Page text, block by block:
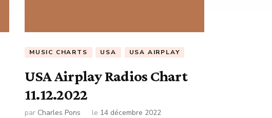
MUSIC CHARTS USA USA AIRPLAY
USA Airplay Radios Chart
11.12.2022
par Charles Pons le 14 décembre 2022